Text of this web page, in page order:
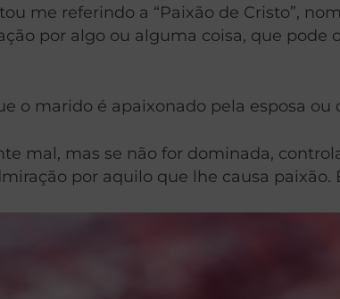
me referindo a “Paixão de Cristo”,
por algo ou alguma coisa, que
o marido é apaixonado pela esposa
mal, mas se não for dominada,
por aquilo que lhe causa